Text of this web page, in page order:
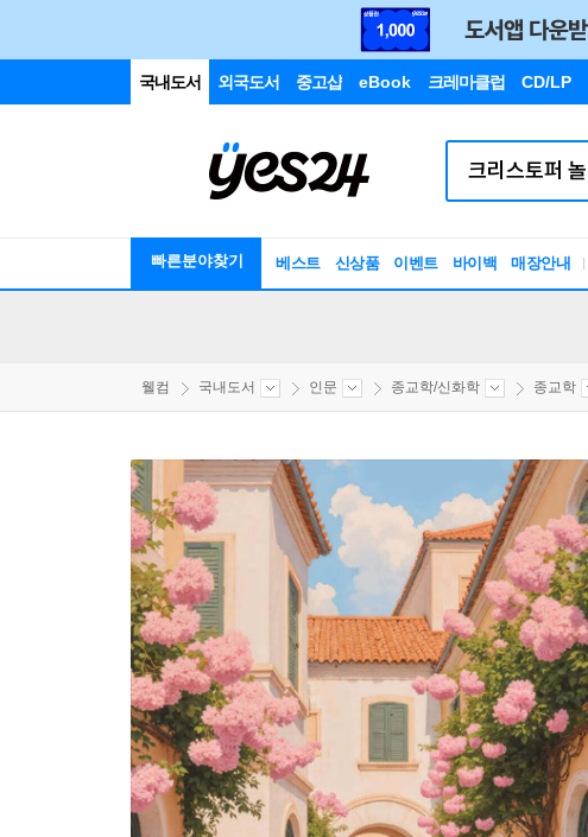
국내도서 외국도서 중고샵 eBook 크레마클럽 CD/LP
빠른분야찾기 베스트 신상품 이벤트 바이백 매장안내
웰컴 국내도서 인문 종교학/신화학 종교학